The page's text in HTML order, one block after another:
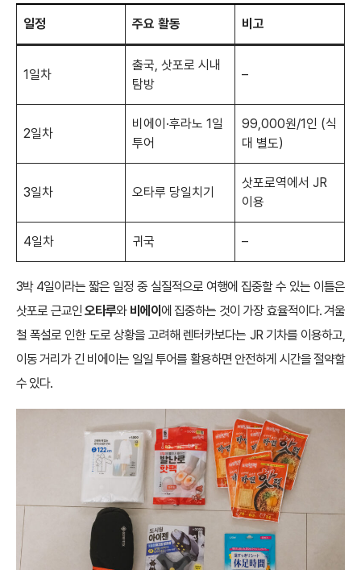
일정 주요 활동 비고
1일차
출국, 삿포로 시내
탐방
–
2일차
비에이·후라노 1일
투어
99,000원/1인 (식
대 별도)
3일차 오타루 당일치기
삿포로역에서 JR
이용
4일차 귀국 –
3박 4일이라는 짧은 일정 중 실질적으로 여행에 집중할 수 있는 이틀은
삿포로 근교인 오타루와 비에이 에 집중하는 것이 가장 효율적이다. 겨울
철 폭설로 인한 도로 상황을 고려해 렌터카보다는 JR 기차를 이용하고,
이동 거리가 긴 비에이는 일일 투어를 활용하면 안전하게 시간을 절약할
수 있다.